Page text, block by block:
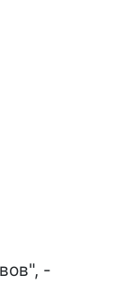
-